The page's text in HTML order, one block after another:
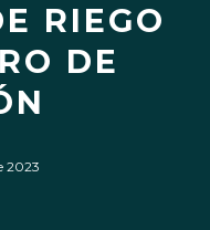
RIEGO
DE
2023